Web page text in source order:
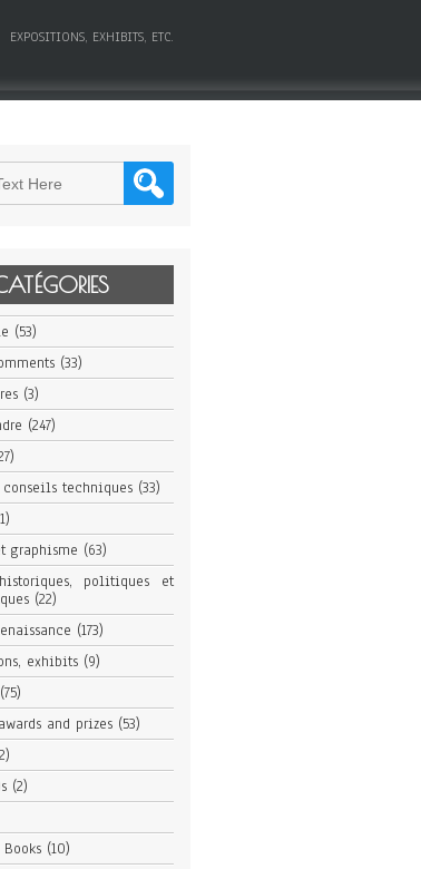
EXPOSITIONS, EXHIBITS, ETC.
(53)
(33)
(3)
(247)
conseils techniques(33)
graphisme (63)
politiques et
(22)
(173)
exhibits(9)
(75)
and prizes(53)
(2)
(10)